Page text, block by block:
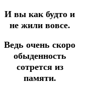
И вы как будто и
не жили вовсе.
Ведь очень скоро
обыденность
сотрется из
памяти.